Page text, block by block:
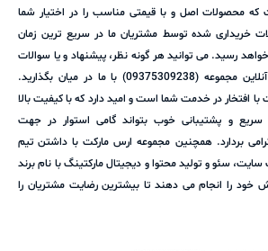
محصولات اصل و با قیمتی مناسب را در اختیار شما
خریداری شده توسط مشتریان ما در سریع ترین زمان
رسید. می توانید هر گونه نظر، پیشنهاد و یا سوالات
خود را از طریق پشتیبانی آنلاین مجموعه (09375309238) با ما در میان بگذارید.
با افتخار در خدمت شما است و امید دارد که با کیفیت بالا
و پشتیبانی خوب بتواند گامی استوار در جهت
بردارد. همچنین مجموعه ارس مارکت با داشتن تیم
سئو و تولید محتوا و دیجیتال مارکتینگ با نام برند
خود را انجام می دهند تا بیشترین رضایت مشتریان را